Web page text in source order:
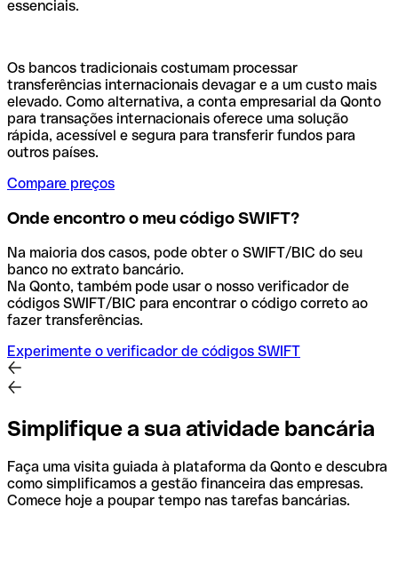
essenciais.
Os bancos tradicionais costumam processar
transferências internacionais devagar e a um custo mais
elevado. Como alternativa, a conta empresarial da Qonto
para transações internacionais oferece uma solução
rápida, acessível e segura para transferir fundos para
outros países.
Compare preços
Onde encontro o meu código SWIFT?
Na maioria dos casos, pode obter o SWIFT/BIC do seu
banco no extrato bancário.
Na Qonto, também pode usar o nosso verificador de
códigos SWIFT/BIC para encontrar o código correto ao
fazer transferências.
Experimente o verificador de códigos SWIFT
Simplifique a sua atividade bancária
Faça uma visita guiada à plataforma da Qonto e descubra
como simplificamos a gestão financeira das empresas.
Comece hoje a poupar tempo nas tarefas bancárias.